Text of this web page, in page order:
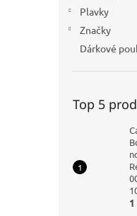
Plavky
Značky
Dárkové
Top 5